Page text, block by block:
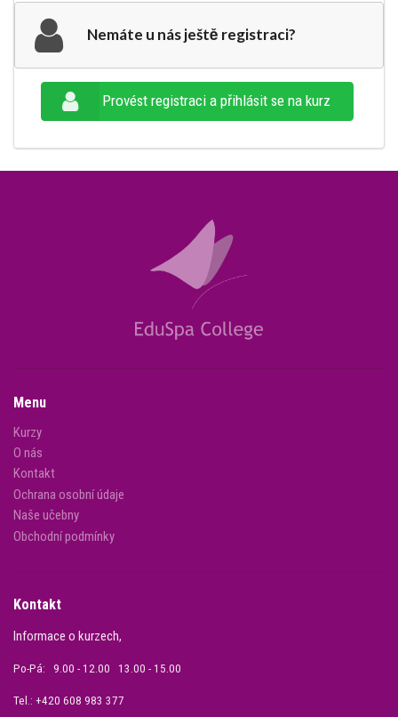
Nemáte u nás ještě registraci?
Provést registraci a přihlásit se na kurz
Menu
Kurzy
O nás
Kontakt
Ochrana osobní údaje
Naše učebny
Obchodní podmínky
Kontakt
Informace o kurzech,
Po-Pá: 9.00 - 12.00 13.00 - 15.00
Tel.: +420 608 983 377